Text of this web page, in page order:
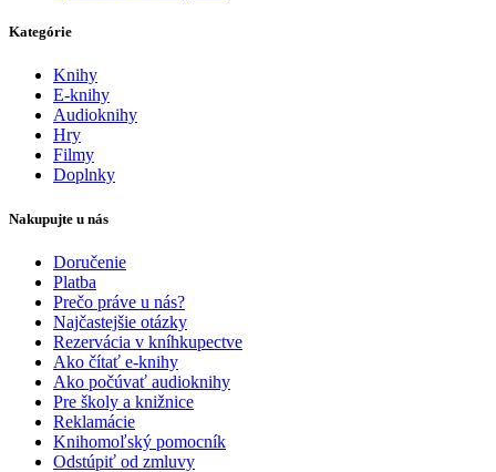
Kategórie
Knihy
E-knihy
Audioknihy
Hry
Filmy
Doplnky
Nakupujte u nás
Doručenie
Platba
Prečo práve u nás?
Najčastejšie otázky
Rezervácia v kníhkupectve
Ako čítať e-knihy
Ako počúvať audioknihy
Pre školy a knižnice
Reklamácie
Knihomoľský pomocník
Odstúpiť od zmluvy